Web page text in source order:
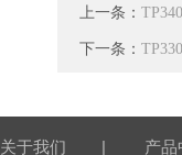
上一条：
下一条：
关于我们 | 产品